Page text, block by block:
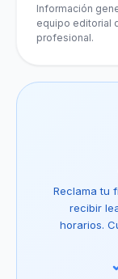
Información
equipo editorial
profesional.
Reclama tu
recibir
horarios.